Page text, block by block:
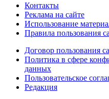
Контакты
Реклама на сайте
Использование
Правила пользования
Договор пользования
Политика в сфере
данных
Пользовательское
Редакция